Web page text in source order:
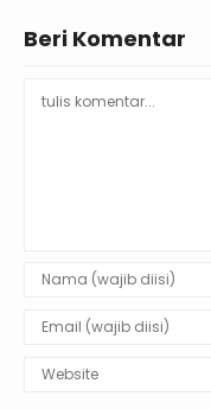
Beri Komentar